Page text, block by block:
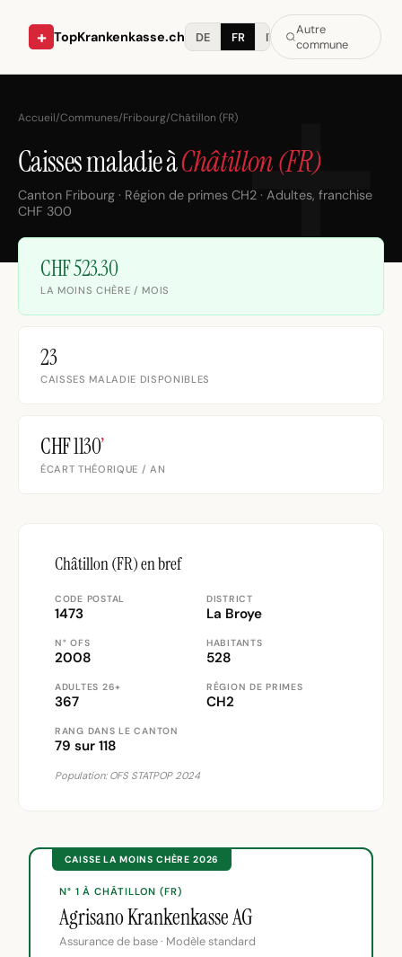
+ TopKrankenkasse.ch DE FR IT
Autre
commune
Accueil/Communes/Fribourg/Châtillon (FR)
Caisses maladie àChâtillon (FR)
Canton Fribourg · Région de primes CH2 · Adultes, franchise
CHF 300
CHF 523.30
LA MOINS CHÈRE / MOIS
23
CAISSES MALADIE DISPONIBLES
CHF 1130’
ÉCART THÉORIQUE / AN
Châtillon (FR) en bref
CODE POSTAL
1473
DISTRICT
La Broye
N° OFS
2008
HABITANTS
528
ADULTES 26+
367
RÉGION DE PRIMES
CH2
RANG DANS LE CANTON
79 sur 118
Population: OFS STATPOP 2024
CAISSE LA MOINS CHÈRE 2026
N° 1 À CHÂTILLON (FR)
Agrisano Krankenkasse AG
Assurance de base · Modèle standard